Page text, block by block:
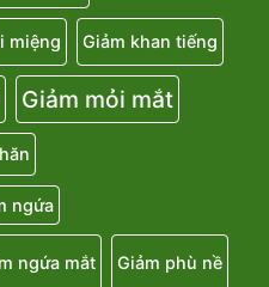
miệng Giảm khan tiếng
Giảm mỏi mắt
ngứa
ngứa mắt Giảm phù nề